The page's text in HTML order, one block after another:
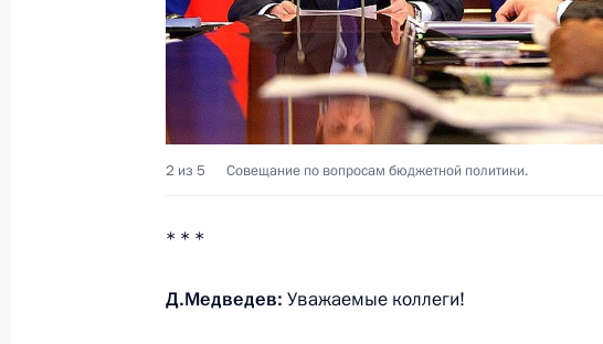
18 июня 2010 года, 01:00
17 июня 2010 года, четверг
Встреча с президентами Азербайджана и
Россия окажет помощь Узбекистану в приёме
2 из 5 Совещание по вопросам бюджетной политики.
* * *
Д.Медведев: Уважаемые коллеги!